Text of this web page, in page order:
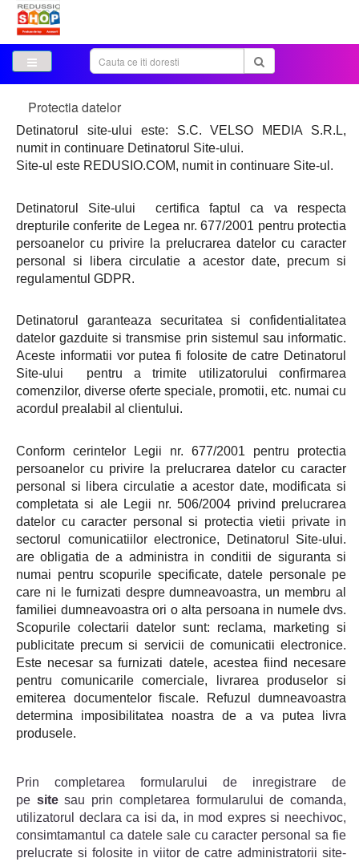
Protectia datelor
Detinatorul site-ului este: S.C. VELSO MEDIA S.R.L,
numit in continuare Detinatorul Site-ului.
Site-ul este REDUSIO.COM, numit in continuare Site-ul.
Detinatorul Site-ului certifica faptul ca va respecta
drepturile conferite de Legea nr. 677/2001 pentru protectia
persoanelor cu privire la prelucrarea datelor cu caracter
personal si libera circulatie a acestor date, precum si
regulamentul GDPR.
Detinatorul garanteaza securitatea si confidentialitatea
datelor gazduite si transmise prin sistemul sau informatic.
Aceste informatii vor putea fi folosite de catre Detinatorul
Site-ului pentru a trimite utilizatorului confirmarea
comenzilor, diverse oferte speciale, promotii, etc. numai cu
acordul prealabil al clientului.
Conform cerintelor Legii nr. 677/2001 pentru protectia
persoanelor cu privire la prelucrarea datelor cu caracter
personal si libera circulatie a acestor date, modificata si
completata si ale Legii nr. 506/2004 privind prelucrarea
datelor cu caracter personal si protectia vietii private in
sectorul comunicatiilor electronice, Detinatorul Site-ului.
are obligatia de a administra in conditii de siguranta si
numai pentru scopurile specificate, datele personale pe
care ni le furnizati despre dumneavoastra, un membru al
familiei dumneavoastra ori o alta persoana in numele dvs.
Scopurile colectarii datelor sunt: reclama, marketing si
publicitate precum si servicii de comunicatii electronice.
Este necesar sa furnizati datele, acestea fiind necesare
pentru comunicarile comerciale, livrarea produselor si
emiterea documentelor fiscale. Refuzul dumneavoastra
determina imposibilitatea noastra de a va putea livra
produsele.
Prin completarea formularului de inregistrare de
pe sitesau prin completarea formularului de comanda,
utilizatorul declara ca isi da, in mod expres si neechivoc,
consimtamantul ca datele sale cu caracter personal sa fie
prelucrate si folosite in viitor de catre administratorii site-